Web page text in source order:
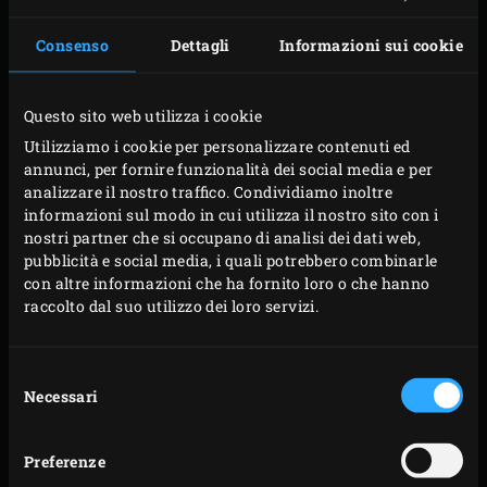
Consenso Dettagli Informazioni sui cookie
Questo sito web utilizza i cookie
Utilizziamo i cookie per personalizzare contenuti ed
annunci, per fornire funzionalità dei social media e per
analizzare il nostro traffico. Condividiamo inoltre
informazioni sul modo in cui utilizza il nostro sito con i
nostri partner che si occupano di analisi dei dati web,
pubblicità e social media, i quali potrebbero combinarle
con altre informazioni che ha fornito loro o che hanno
raccolto dal suo utilizzo dei loro servizi.
delNecessari
Preferenze
in acciaio
inox standard e portarlo a 220 °C. Nel frattempo,
controllare le cozze ed eliminare quelle aperte o con
tritarlo; separare le foglie del timo e gli aghi del
rosmarino e tritarli finemente. Mischiare il wasabi
con la salsa di soia.
Riscaldare l’olio d’oliva nella Stir-Fry & Paella Grill
Pan sulla griglia dell’EGG. Attendere fino a quando
l’olio sarà molto caldo, quindi aggiungere l’aglio e le
anche le erbe aromatiche tritate e le cozze. Versare
anche il vino bianco o la birra bock e la miscela di
dell’EGG e cuocere le cozze per circa 5 minuti, fino a